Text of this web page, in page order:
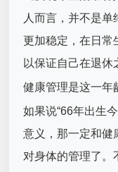
人而言，并不是单
更加稳定，在日常
以保证自己在退休
健康管理是这一年
如果说“66年出生
意义，那一定和健
对身体的管理了。